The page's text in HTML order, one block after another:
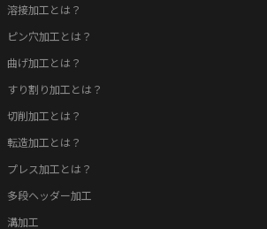
溶接加工とは？
ピン穴加工とは？
曲げ加工とは？
すり割り加工とは？
切削加工とは？
転造加工とは？
プレス加工とは？
多段ヘッダー加工
溝加工